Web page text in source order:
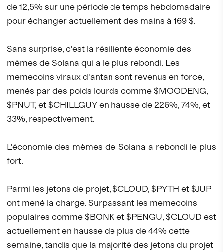
de 12,5% sur une période de temps hebdomadaire
pour échanger actuellement des mains à 169 $.
Sans surprise, c'est la résiliente économie des
mèmes de Solana qui a le plus rebondi. Les
memecoins viraux d'antan sont revenus en force,
menés par des poids lourds comme $MOODENG,
$PNUT, et $CHILLGUY en hausse de 226%, 74%, et
33%, respectivement.
L'économie des mèmes de Solana a rebondi le plus
fort.
Parmi les jetons de projet, $CLOUD, $PYTH et $JUP
ont mené la charge. Surpassant les memecoins
populaires comme $BONK et $PENGU, $CLOUD est
actuellement en hausse de plus de 44% cette
semaine, tandis que la majorité des jetons du projet